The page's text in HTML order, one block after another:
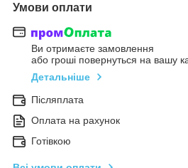
Умови оплати
Ви отримаєте замовлення
або гроші повернуться на вашу
Детальніше
Післяплата
Оплата на рахунок
Готівкою